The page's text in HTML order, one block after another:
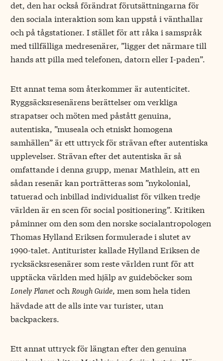
det, den har också förändrat förutsättningarna för
den sociala interaktion som kan uppstå i vänthallar
och på tågstationer. I stället för att råka i samspråk
med tillfälliga medresenärer, ”ligger det närmare till
hands att pilla med telefonen, datorn eller I-paden”.
Ett annat tema som återkommer är autenticitet.
Ryggsäcksresenärens berättelser om verkliga
strapatser och möten med påstått genuina,
autentiska, ”museala och etniskt homogena
samhällen” är ett uttryck för strävan efter autentiska
upplevelser. Strävan efter det autentiska är så
omfattande i denna grupp, menar Mathlein, att en
sådan resenär kan porträtteras som ”nykolonial,
tatuerad och inbillad individualist för vilken tredje
världen är en scen för social positionering”. Kritiken
påminner om den som den norske socialantropologen
Thomas Hylland Eriksen formulerade i slutet av
1990-talet. Antiturister kallade Hylland Eriksen de
rycksäcksresenärer som reste världen runt för att
upptäcka världen med hjälp av guideböcker som
Lonely Planetoch Rough Guide , men som hela tiden
hävdade att de alls inte var turister, utan
backpackers.
Ett annat uttryck för längtan efter den genuina